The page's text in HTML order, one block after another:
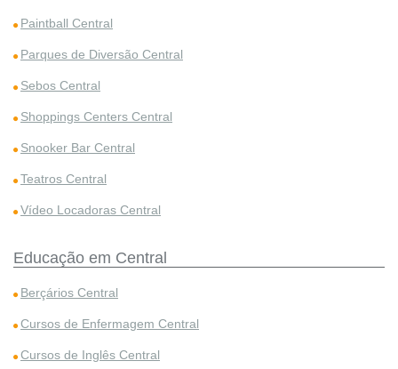
Paintball Central
Parques de Diversão Central
Sebos Central
Shoppings Centers Central
Snooker Bar Central
Teatros Central
Vídeo Locadoras Central
Educação em Central
Berçários Central
Cursos de Enfermagem Central
Cursos de Inglês Central